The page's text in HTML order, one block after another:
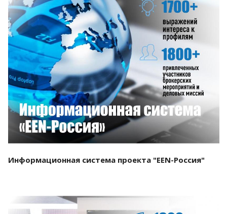
Смотреть проект
Информационная система проекта "EEN-Россия"